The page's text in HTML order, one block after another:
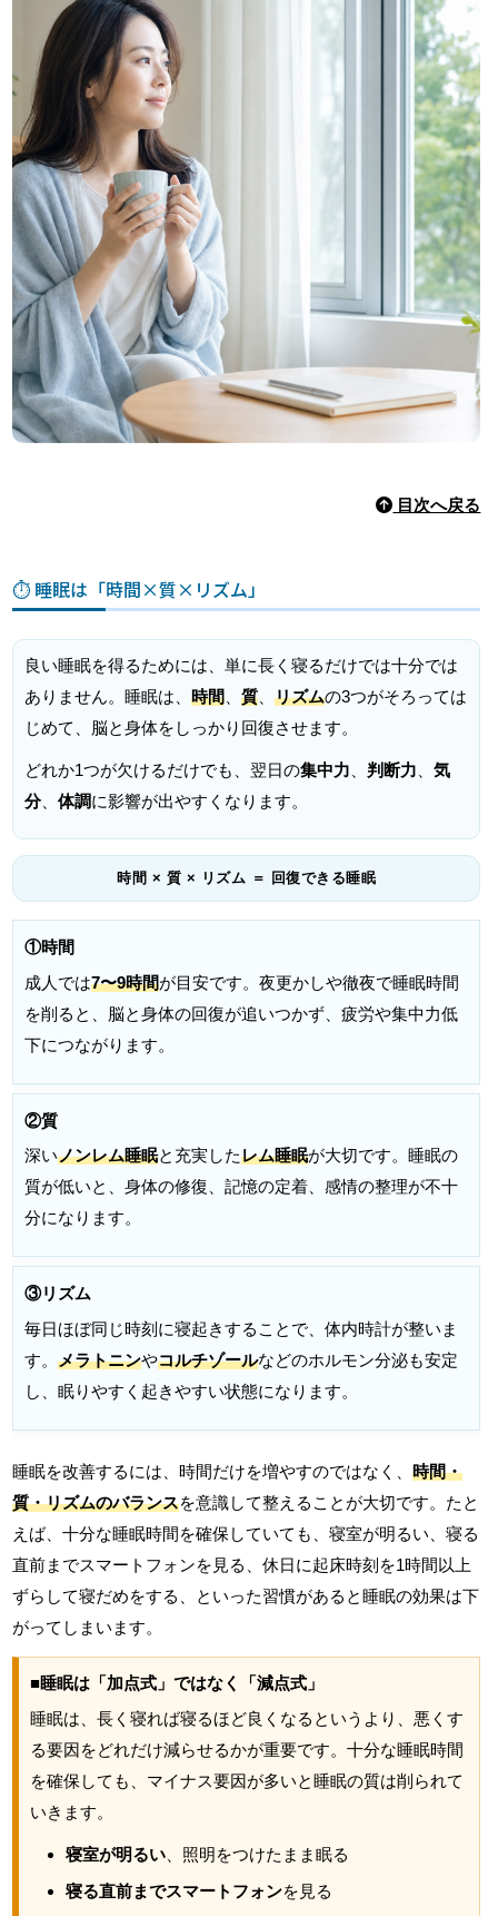
目次へ戻る
⏱️ 睡眠は「時間×質×リズム」
良い睡眠を得るためには、単に長く寝るだけでは十分では
ありません。睡眠は、時間、質、リズムの3つがそろっては
じめて、脳と身体をしっかり回復させます。
どれか1つが欠けるだけでも、翌日の集中力、 判断力、気
分、体調に影響が出やすくなります。
時間 × 質 × リズム ＝ 回復できる睡眠
①時間
成人では7〜9時間が目安です。夜更かしや徹夜で睡眠時間
を削ると、脳と身体の回復が追いつかず、疲労や集中力低
下につながります。
②質
深いノンレム睡眠と充実したレム睡眠が大切です。睡眠の
質が低いと、身体の修復、記憶の定着、感情の整理が不十
分になります。
③リズム
毎日ほぼ同じ時刻に寝起きすることで、体内時計が整いま
す。メラトニンやコルチゾールなどのホルモン分泌も安定
し、眠りやすく起きやすい状態になります。
睡眠を改善するには、時間だけを増やすのではなく、時間・
質・リズムのバランスを意識して整えることが大切です。たと
えば、十分な睡眠時間を確保していても、寝室が明るい、寝る
直前までスマートフォンを見る、休日に起床時刻を1時間以上
ずらして寝だめをする、といった習慣があると睡眠の効果は下
がってしまいます。
■睡眠は「加点式」ではなく「減点式」
睡眠は、長く寝れば寝るほど良くなるというより、悪くす
る要因をどれだけ減らせるかが重要です。十分な睡眠時間
を確保しても、マイナス要因が多いと睡眠の質は削られて
いきます。
寝室が明るい、照明をつけたまま眠る
寝る直前までスマートフォンを見る